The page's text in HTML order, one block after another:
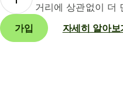
거리에 상관없이 더
가입
자세히 알아보